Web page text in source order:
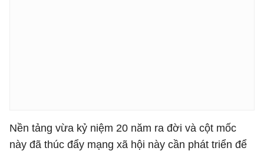
Nền tảng vừa kỷ niệm 20 năm ra đời và cột mốc
này đã thúc đẩy mạng xã hội này cần phát triển để